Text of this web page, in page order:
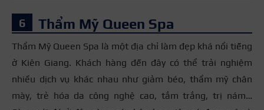
Thẩm Mỹ Queen Spa
Thẩm Mỹ Queen Spa là một địa chỉ làm đẹp khá nổi tiếng
ở Kiên Giang. Khách hàng đến đây có thể trải nghiệm
nhiều dịch vụ khác nhau như giảm béo, thẩm mỹ chân
mày, trẻ hóa da công nghệ cao, tắm trắng, trị nám…